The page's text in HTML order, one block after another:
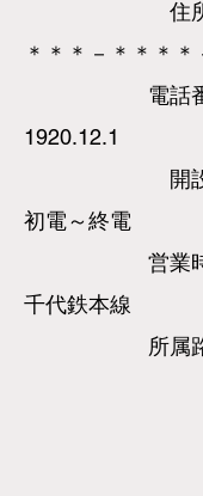
住
＊＊＊－＊＊＊＊
​電話
1920.12.1
開
初電～終電
営業
千代鉄本線
所属